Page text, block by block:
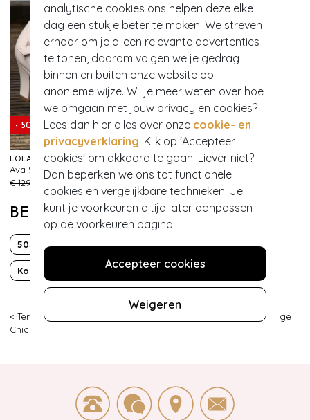
analytische cookies ons helpen deze elke
dag een stukje beter te maken. We streven
ernaar om je alleen relevante advertenties
te tonen, daarom volgen we je gedrag
binnen en buiten onze website op
anonieme wijze. Wil je meer weten over hoe
we omgaan met jouw privacy en cookies?
Lees dan hier alles over onze cookie- en
privacyverklaring. Klik op 'Accepteer
cookies' om akkoord te gaan. Liever niet?
Dan beperken we ons tot functionele
cookies en vergelijkbare technieken. Je
kunt je voorkeuren altijd later aanpassen
op de voorkeuren pagina.
Accepteer cookies
Weigeren
- 50%
LOLA RAMONA ♥ TOPVINTAGE
€ 129,95
735
DAY&EVE BY GO DUTCH LABEL
Hartenoorbellen in goud
BEKIJK MEER VAN
50s Fun Hartjes
Korte mouw Over de knie Valentijn
< Terug |
Vintage
Chic for Topvintage